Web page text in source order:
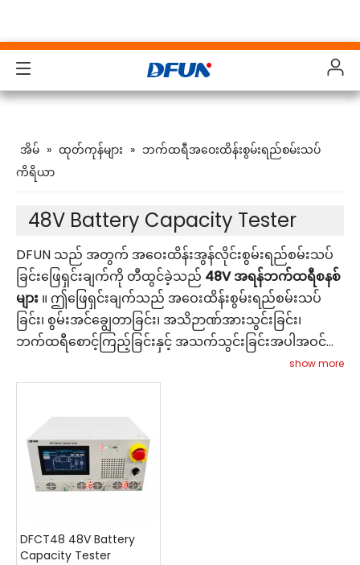
ဖြေရှင်းချက်များ
အထောက်အပံ့
ဒေါင်းလုဒ်များ
Case Study
ကြှနျုပျတို့အကွောငျး
ဖြေရှင်းချက်များ
အထောက်အပံ့
ဒေါင်းလုဒ်များ
Case Study
ကြှနျုပျတို့အကွောငျး
ဖြေရှင်းချက်များ
အထောက်အပံ့
ဒေါင်းလုဒ်များ
Case Study
ကြှနျုပျတို့အကွောငျး
ဖြေရှင်းချက်များ
အထောက်အပံ့
ဒေါင်းလုဒ်များ
Case Study
ကြှနျုပျတို့အကွောငျး
အိမ် » ထုတ်ကုန်များ » ဘက်ထရီအဝေးထိန်းစွမ်းရည်စမ်းသပ်
ကိရိယာ
48V Battery Capacity Tester
DFUN သည် အတွက် အဝေးထိန်းအွန်လိုင်းစွမ်းရည်စမ်းသပ်
ခြင်းဖြေရှင်းချက်ကို တီထွင်ခဲ့သည် 48V အရန်ဘက်ထရီစနစ်
များ ။ ဤဖြေရှင်းချက်သည် အဝေးထိန်းစွမ်းရည်စမ်းသပ်
ခြင်း၊ စွမ်းအင်ချွေတာခြင်း၊ အသိဉာဏ်အားသွင်းခြင်း၊
ဘက်ထရီစောင့်ကြည့်ခြင်းနှင့် အသက်သွင်းခြင်းအပါအဝင်
လုပ်ဆောင်ချက်များစွာကို ပေါင်းစပ်ထားသည်။ ၎င်းသည်
လက်ဖြင့်စစ်ဆေးခြင်းဖြင့်အသုံးပြုသည့်အချိန်နှင့် ကြိုးစား
ဆိုင်ရာပြဿနာများကဲ့သို့သော စိန်ခေါ်မှုများကို ထိရောက်စွာ
ဖြေရှင်းပေးပါသည်။ ဓာတ်အားခွဲရုံများ၊ ထိန်းချုပ်ရေးဌာန
များနှင့် စွမ်းအင်သိုလှောင်သည့် ဓာတ်အားပေးစက်ရုံများ
show more
DFCT48 48V Battery
Capacity Tester